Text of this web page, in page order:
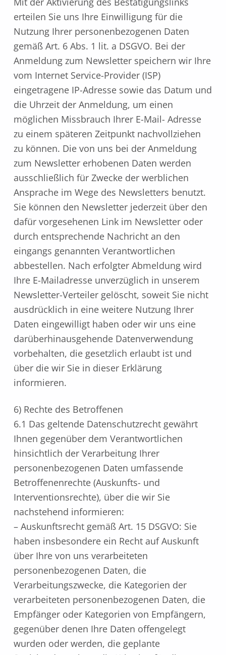
erteilen Sie uns Ihre Einwilligung für die
Nutzung Ihrer personenbezogenen Daten
gemäß Art. 6 Abs. 1 lit. a DSGVO. Bei der
Anmeldung zum Newsletter speichern wir Ihre
vom Internet Service-Provider (ISP)
eingetragene IP-Adresse sowie das Datum und
die Uhrzeit der Anmeldung, um einen
möglichen Missbrauch Ihrer E-Mail- Adresse
zu einem späteren Zeitpunkt nachvollziehen
zu können. Die von uns bei der Anmeldung
zum Newsletter erhobenen Daten werden
ausschließlich für Zwecke der werblichen
Ansprache im Wege des Newsletters benutzt.
Sie können den Newsletter jederzeit über den
dafür vorgesehenen Link im Newsletter oder
durch entsprechende Nachricht an den
eingangs genannten Verantwortlichen
abbestellen. Nach erfolgter Abmeldung wird
Ihre E-Mailadresse unverzüglich in unserem
Newsletter-Verteiler gelöscht, soweit Sie nicht
ausdrücklich in eine weitere Nutzung Ihrer
Daten eingewilligt haben oder wir uns eine
darüberhinausgehende Datenverwendung
vorbehalten, die gesetzlich erlaubt ist und
über die wir Sie in dieser Erklärung
informieren.
6) Rechte des Betroffenen
6.1 Das geltende Datenschutzrecht gewährt
Ihnen gegenüber dem Verantwortlichen
hinsichtlich der Verarbeitung Ihrer
personenbezogenen Daten umfassende
Betroffenenrechte (Auskunfts- und
Interventionsrechte), über die wir Sie
nachstehend informieren:
– Auskunftsrecht gemäß Art. 15 DSGVO: Sie
haben insbesondere ein Recht auf Auskunft
über Ihre von uns verarbeiteten
personenbezogenen Daten, die
Verarbeitungszwecke, die Kategorien der
verarbeiteten personenbezogenen Daten, die
Empfänger oder Kategorien von Empfängern,
gegenüber denen Ihre Daten offengelegt
wurden oder werden, die geplante